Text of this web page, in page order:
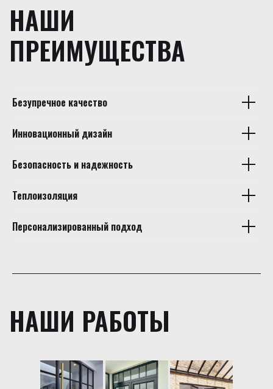
НАШИ
ПРЕИМУЩЕСТВА
Безупречное качество
Инновационный дизайн
Безопасность и надежность
Теплоизоляция
Персонализированный подход
НАШИ РАБОТЫ